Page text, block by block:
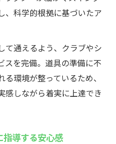
、科学的根拠に基づいたア
て通えるよう、クラブやシ
スを完備。道具の準備に不
環境が整っているため、
感しながら着実に上達でき
導する安心感